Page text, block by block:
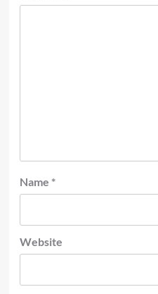
Name *
Website